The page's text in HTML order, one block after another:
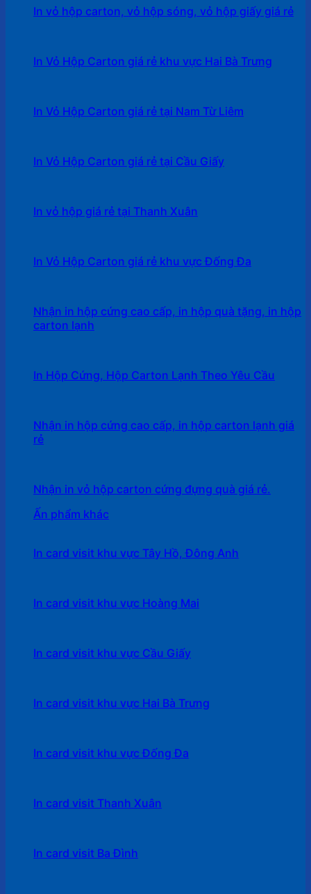
In vỏ hộp carton, vỏ hộp sóng, vỏ hộp giấy giá rẻ
In Vỏ Hộp Carton giá rẻ khu vực Hai Bà Trưng
In Vỏ Hộp Carton giá rẻ tại Nam Từ Liêm
In Vỏ Hộp Carton giá rẻ tại Cầu Giấy
In vỏ hộp giá rẻ tại Thanh Xuân
In Vỏ Hộp Carton giá rẻ khu vực Đống Đa
Nhận in hộp cứng cao cấp, in hộp quà tặng, in hộp
carton lạnh
In Hộp Cứng, Hộp Carton Lạnh Theo Yêu Cầu
Nhận in hộp cứng cao cấp, in hộp carton lạnh giá
rẻ
Nhận in vỏ hộp carton cứng đựng quà giá rẻ.
Ấn phẩm khác
In card visit khu vực Tây Hồ, Đông Anh
In card visit khu vực Hoàng Mai
In card visit khu vực Cầu Giấy
In card visit khu vực Hai Bà Trưng
In card visit khu vực Đống Đa
In card visit Thanh Xuân
In card visit Ba Đình